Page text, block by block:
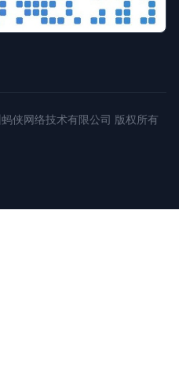
侠网络技术有限公司 版权所有